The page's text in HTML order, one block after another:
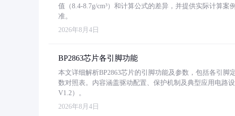
值（8.4-8.7g/cm³）和计算公式的差异，并提供实际计算
准。
2026年8月4日
BP2863芯片各引脚功能
本文详细解析BP2863芯片的引脚功能及参数，包括各引
数对照表。内容涵盖驱动配置、保护机制及典型应用电路
V1.2）。
2026年8月4日